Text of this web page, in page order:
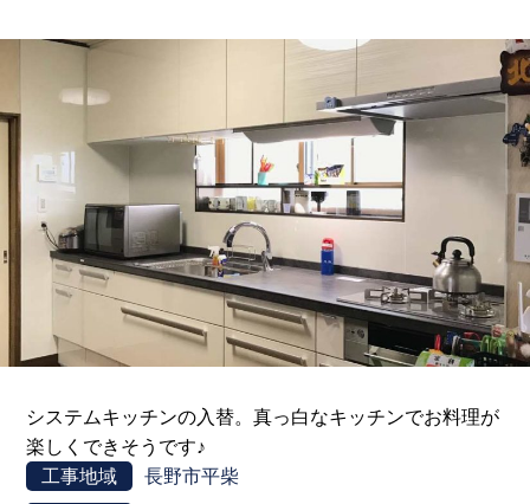
システムキッチンの入替。真っ白なキッチンでお料理が
楽しくできそうです♪
工事地域
長野市平柴